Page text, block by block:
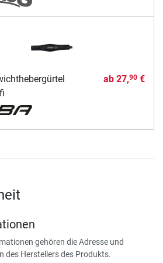
ab 27,90€
gehören die Adresse und
des Herstellers des Produkts.